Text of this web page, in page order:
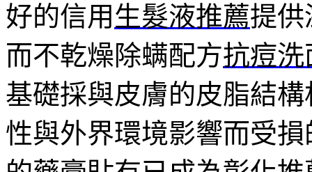
好的信用 生髮液推薦提供
而不乾燥除螨配方抗痘洗
基礎採與皮膚的皮脂結構
性與外界環境影響而受損